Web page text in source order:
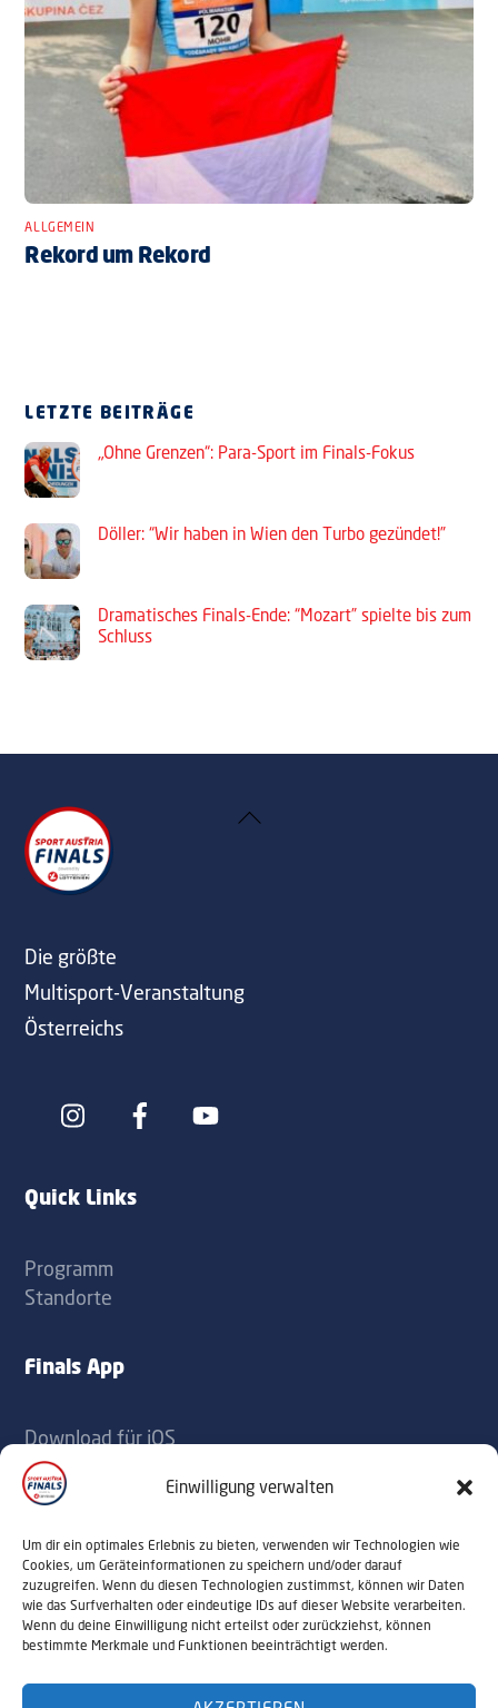
Einwilligung verwalten
Um dir ein optimales Erlebnis zu bieten, verwenden wir Technologien wie
Cookies, um Geräteinformationen zu speichern und/oder darauf
zuzugreifen. Wenn du diesen Technologien zustimmst, können wir Daten
wie das Surfverhalten oder eindeutige IDs auf dieser Website verarbeiten.
Wenn du deine Einwilligung nicht erteilst oder zurückziehst, können
bestimmte Merkmale und Funktionen beeinträchtigt werden.
ALLGEMEIN
Rekord um Rekord
LETZTE BEITRÄGE
„Ohne Grenzen“: Para-Sport im Finals-Fokus
Döller: “Wir haben in Wien den Turbo gezündet!”
Dramatisches Finals-Ende: “Mozart” spielte bis zum
Schluss
Back
Die größte
Multisport-Veranstaltung
Österreichs
Icon
Icon
Quick Links
Programm
Standorte
Finals App
Download für iOS
Download für Android
Kontakt
office@sportaustriafinals.at
+43 1 504 44 55